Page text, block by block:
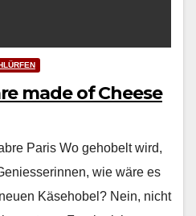
made of Cheese
Paris Wo geho­belt wird,
wie wäre es
Käse­ho­bel? Nein, nicht